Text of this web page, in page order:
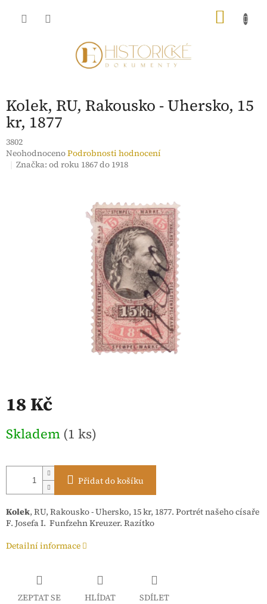
Kolek, RU, Rakousko - Uhersko, 15
kr, 1877
3802
Průměrné
hodnocení
NeohodnocenoPodrobnosti hodnocení
Značka:od roku 1867 do 1918
18 Kč
cena:
Skladem (1 ks)
Přidat do košíku
Kolek, RU, Rakousko - Uhersko, 15 kr, 1877. Portrét našeho císaře
F. Josefa I. Funfzehn Kreuzer. Razítko
Detailní informace
ZEPTAT SE HLÍDAT SDÍLET